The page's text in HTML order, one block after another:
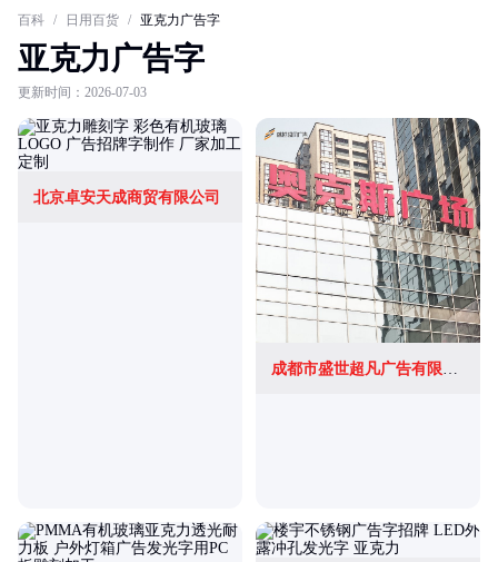
百科 / 日用百货 / 亚克力广告字
亚克力广告字
更新时间：2026-07-03
北京卓安天成商贸有限公司
成都市盛世超凡广告有限公司